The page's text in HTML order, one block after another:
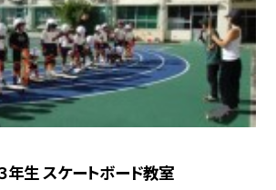
３年生 スケートボード教室